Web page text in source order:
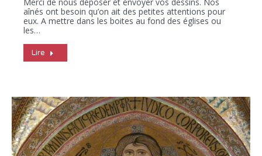
aînés ont besoin qu’on ait des petites attentions pour
eux. A mettre dans les boites au fond des églises ou
les…
Lire